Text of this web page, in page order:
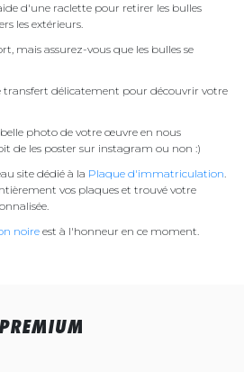
d'une raclette pour retirer les bulles
les extérieurs.
mais assurez-vous que les bulles se
transfert délicatement pour découvrir votre
photo de votre œuvre en nous
de les poster sur instagram ou non :)
site dédié à la Plaque d'immatriculation.
vos plaques et trouvé votre
noire est à l'honneur en ce moment.